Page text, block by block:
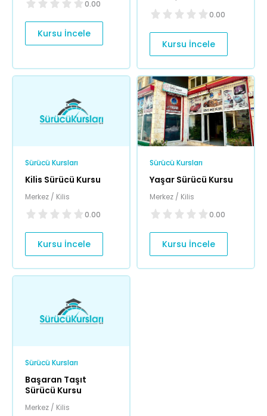
0.00
Kursu İncele
0.00
Kursu İncele
Sürücü Kursları
Kilis Sürücü Kursu
Merkez / Kilis
0.00
Kursu İncele
Sürücü Kursları
Yaşar Sürücü Kursu
Merkez / Kilis
0.00
Kursu İncele
Sürücü Kursları
Başaran Taşıt
Sürücü Kursu
Merkez / Kilis